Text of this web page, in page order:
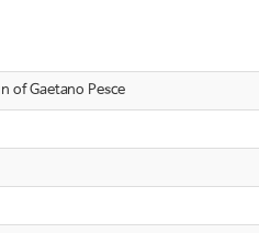
of Gaetano Pesce